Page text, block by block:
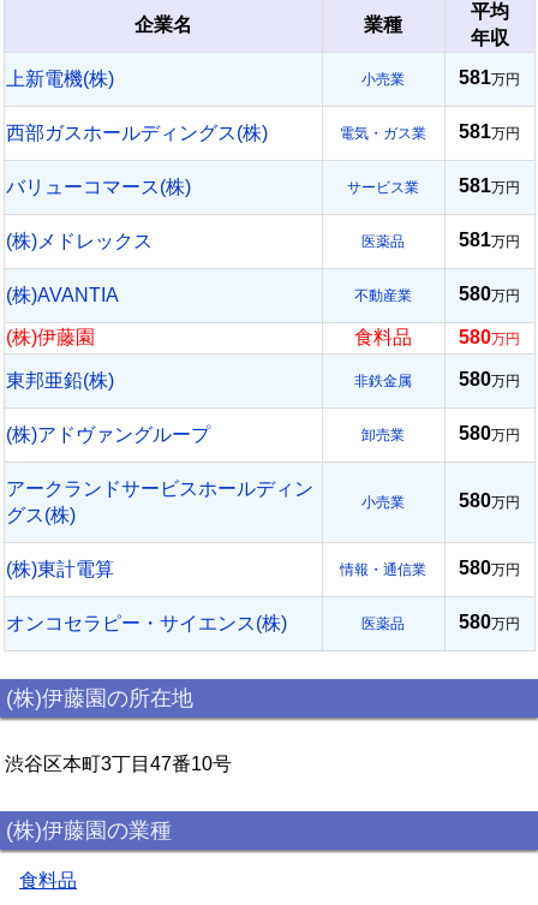
企業名 業種
平均
年収
上新電機(株)
小売業 581万円
西部ガスホールディングス(株) 電気・ガス業 581万円
バリューコマース(株) サービス業 581万円
(株)メドレックス 医薬品 581万円
(株)AVANTIA 不動産業 580万円
(株)伊藤園 食料品 580万円
東邦亜鉛(株) 非鉄金属 580万円
(株)アドヴァングループ 卸売業 580万円
アークランドサービスホールディン
グス(株)
小売業 580万円
(株)東計電算 情報・通信業 580万円
オンコセラピー・サイエンス(株) 医薬品 580万円
(株)伊藤園の所在地
渋谷区本町3丁目47番10号
(株)伊藤園の業種
食料品